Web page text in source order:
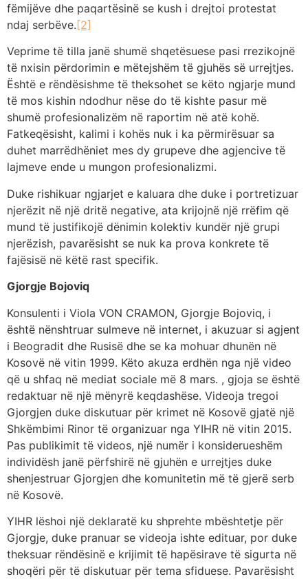
fëmijëve dhe paqartësinë se kush i drejtoi protestat
ndaj serbëve.[2]
Veprime të tilla janë shumë shqetësuese pasi rrezikojnë
të nxisin përdorimin e mëtejshëm të gjuhës së urrejtjes.
Është e rëndësishme të theksohet se këto ngjarje mund
të mos kishin ndodhur nëse do të kishte pasur më
shumë profesionalizëm në raportim në atë kohë.
Fatkeqësisht, kalimi i kohës nuk i ka përmirësuar sa
duhet marrëdhëniet mes dy grupeve dhe agjencive të
lajmeve ende u mungon profesionalizmi.
Duke rishikuar ngjarjet e kaluara dhe duke i portretizuar
njerëzit në një dritë negative, ata krijojnë një rrëfim që
mund të justifikojë dënimin kolektiv kundër një grupi
njerëzish, pavarësisht se nuk ka prova konkrete të
fajësisë në këtë rast specifik.
Gjorgje Bojoviq
Konsulenti i Viola VON CRAMON, Gjorgje Bojoviq, i
është nënshtruar sulmeve në internet, i akuzuar si agjent
i Beogradit dhe Rusisë dhe se ka mohuar dhunën në
Kosovë në vitin 1999. Këto akuza erdhën nga një video
që u shfaq në mediat sociale më 8 mars. , gjoja se është
redaktuar në një mënyrë keqdashëse. Videoja tregoi
Gjorgjen duke diskutuar për krimet në Kosovë gjatë një
Shkëmbimi Rinor të organizuar nga YIHR në vitin 2015.
Pas publikimit të videos, një numër i konsiderueshëm
individësh janë përfshirë në gjuhën e urrejtjes duke
shenjestruar Gjorgjen dhe komunitetin më të gjerë serb
në Kosovë.
YIHR lëshoi ​​një deklaratë ku shprehte mbështetje për
Gjorgje, duke pranuar se videoja ishte edituar, por duke
theksuar rëndësinë e krijimit të hapësirave të sigurta në
shoqëri për të diskutuar për tema sfiduese. Pavarësisht